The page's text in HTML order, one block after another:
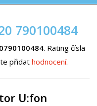
790100484
. Rating čísla
přidat hodnocení.
U:fon